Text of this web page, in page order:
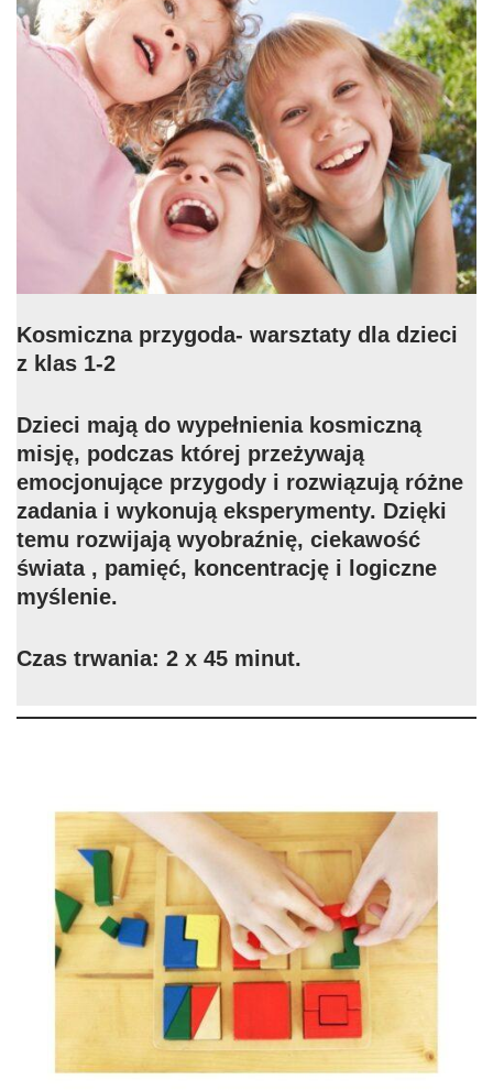
Kosmiczna przygoda- warsztaty dla dzieci
z klas 1-2
Dzieci mają do wypełnienia kosmiczną
misję, podczas której przeżywają
emocjonujące przygody i rozwiązują różne
zadania i wykonują eksperymenty. Dzięki
temu rozwijają wyobraźnię, ciekawość
świata , pamięć, koncentrację i logiczne
myślenie.
Czas trwania: 2 x 45 minut.